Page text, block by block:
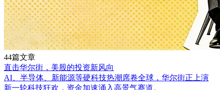
44篇文章
直击华尔街，美股的投资新风向
AI、半导体、新能源等硬科技热潮席卷全球，华尔街正上演
新一轮科技狂欢，资金加速涌入高景气赛道。